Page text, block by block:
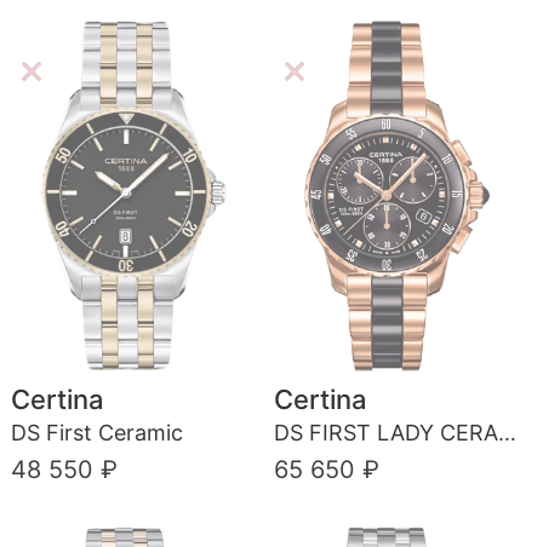
Certina
DS First Ceramic
48 550 ₽
Certina
DS FIRST LADY CERAMIC - CHRONOGRAPH
65 650 ₽